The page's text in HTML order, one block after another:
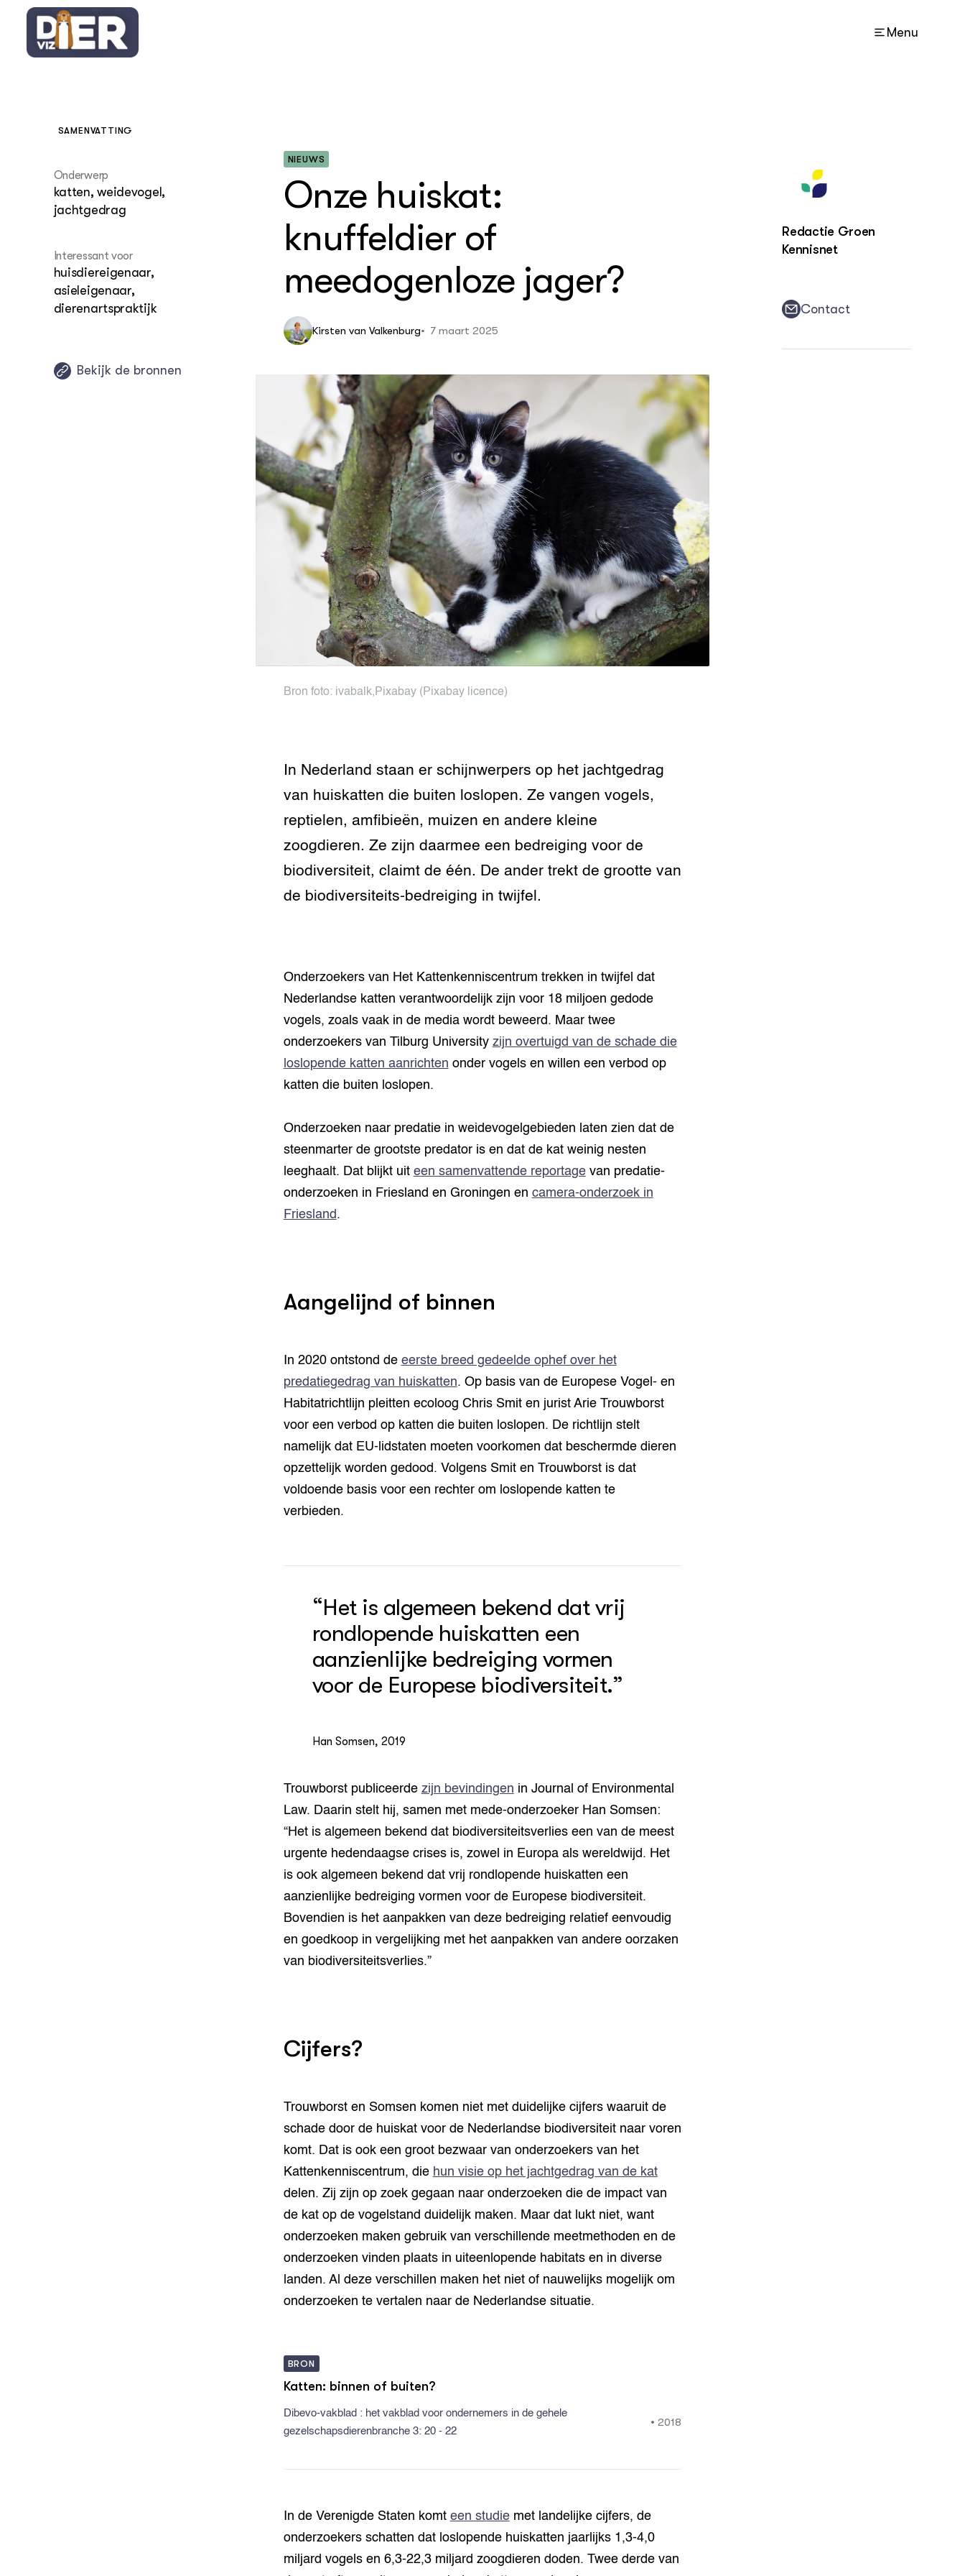
Menu
Thema's
Bouwstenen gemeentelijke
dierennota
Wet en regelgeving
In het wild levende dieren
Groenblauwe gemeente
Huis- en hobbydieren
Dierziekten
Dieren en veiligheid
Beschutting voor dieren in
de weide
Gemeentelijk
dierenwelzijnsbeleid in beeld
SAMENVATTING
Onderwerp
katten, weidevogel,
jachtgedrag
Interessant voor
huisdiereigenaar,
asieleigenaar,
dierenartspraktijk
Bekijk de bronnen
NIEUWS
Onze huiskat:
knuffeldier of
meedogenloze jager?
Kirsten van Valkenburg 7 maart 2025
Bron foto: ivabalk, Pixabay(Pixabay licence)
In Nederland staan er schijnwerpers op het jachtgedrag
van huiskatten die buiten loslopen. Ze vangen vogels,
reptielen, amfibieën, muizen en andere kleine
zoogdieren. Ze zijn daarmee een bedreiging voor de
biodiversiteit, claimt de één. De ander trekt de grootte van
de biodiversiteits-bedreiging in twijfel.
Onderzoekers van Het Kattenkenniscentrum trekken in twijfel dat
Nederlandse katten verantwoordelijk zijn voor 18 miljoen gedode
vogels, zoals vaak in de media wordt beweerd. Maar twee
onderzoekers van Tilburg University zijn overtuigd van de schade die
loslopende katten aanrichten onder vogels en willen een verbod op
katten die buiten loslopen.
Onderzoeken naar predatie in weidevogelgebieden laten zien dat de
steenmarter de grootste predator is en dat de kat weinig nesten
leeghaalt. Dat blijkt uit een samenvattende reportagevan predatie-
onderzoeken in Friesland en Groningen en camera-onderzoek in
Friesland.
Aangelijnd of binnen
In 2020 ontstond de eerste breed gedeelde ophef over het
predatiegedrag van huiskatten. Op basis van de Europese Vogel- en
Habitatrichtlijn pleitten ecoloog Chris Smit en jurist Arie Trouwborst
voor een verbod op katten die buiten loslopen. De richtlijn stelt
namelijk dat EU-lidstaten moeten voorkomen dat beschermde dieren
opzettelijk worden gedood. Volgens Smit en Trouwborst is dat
voldoende basis voor een rechter om loslopende katten te
verbieden.
“Het is algemeen bekend dat vrij
rondlopende huiskatten een
aanzienlijke bedreiging vormen
voor de Europese biodiversiteit.”
Han Somsen, 2019
Trouwborst publiceerde zijn bevindingen in Journal of Environmental
Law. Daarin stelt hij, samen met mede-onderzoeker Han Somsen:
“Het is algemeen bekend dat biodiversiteitsverlies een van de meest
urgente hedendaagse crises is, zowel in Europa als wereldwijd. Het
is ook algemeen bekend dat vrij rondlopende huiskatten een
aanzienlijke bedreiging vormen voor de Europese biodiversiteit.
Bovendien is het aanpakken van deze bedreiging relatief eenvoudig
en goedkoop in vergelijking met het aanpakken van andere oorzaken
van biodiversiteitsverlies.”
Cijfers?
Trouwborst en Somsen komen niet met duidelijke cijfers waaruit de
schade door de huiskat voor de Nederlandse biodiversiteit naar voren
komt. Dat is ook een groot bezwaar van onderzoekers van het
Kattenkenniscentrum, die hun visie op het jachtgedrag van de kat
delen. Zij zijn op zoek gegaan naar onderzoeken die de impact van
de kat op de vogelstand duidelijk maken. Maar dat lukt niet, want
onderzoeken maken gebruik van verschillende meetmethoden en de
onderzoeken vinden plaats in uiteenlopende habitats en in diverse
landen. Al deze verschillen maken het niet of nauwelijks mogelijk om
onderzoeken te vertalen naar de Nederlandse situatie.
BRON
Katten: binnen of buiten?
Dibevo-vakblad : het vakblad voor ondernemers in de gehele
gezelschapsdierenbranche 3: 20 - 22
•2018
In de Verenigde Staten komt een studiemet landelijke cijfers, de
onderzoekers schatten dat loslopende huiskatten jaarlijks 1,3-4,0
miljard vogels en 6,3-22,3 miljard zoogdieren doden. Twee derde van
Redactie Groen
Kennisnet
Contact